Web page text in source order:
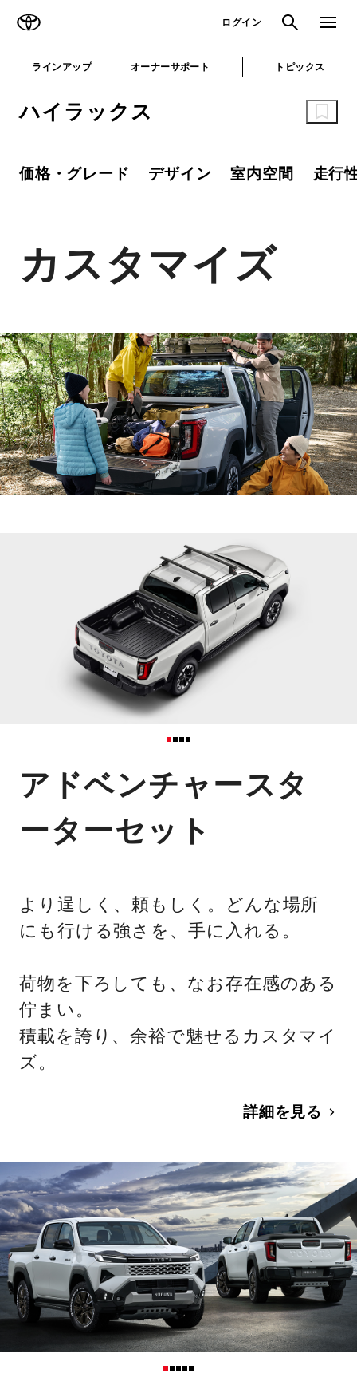
ログイン 検索 メニュ
ラインアップ オーナーサポート トピックス
ハイラックス
価格・グレード デザイン 室内空間 走行
カスタマイズ
アドベンチャースタ
ーターセット
より逞しく、頼もしく。どんな場所
にも行ける強さを、手に入れる。
荷物を下ろしても、なお存在感のある
佇まい。
積載を誇り、余裕で魅せるカスタマイ
ズ。
詳細を見る